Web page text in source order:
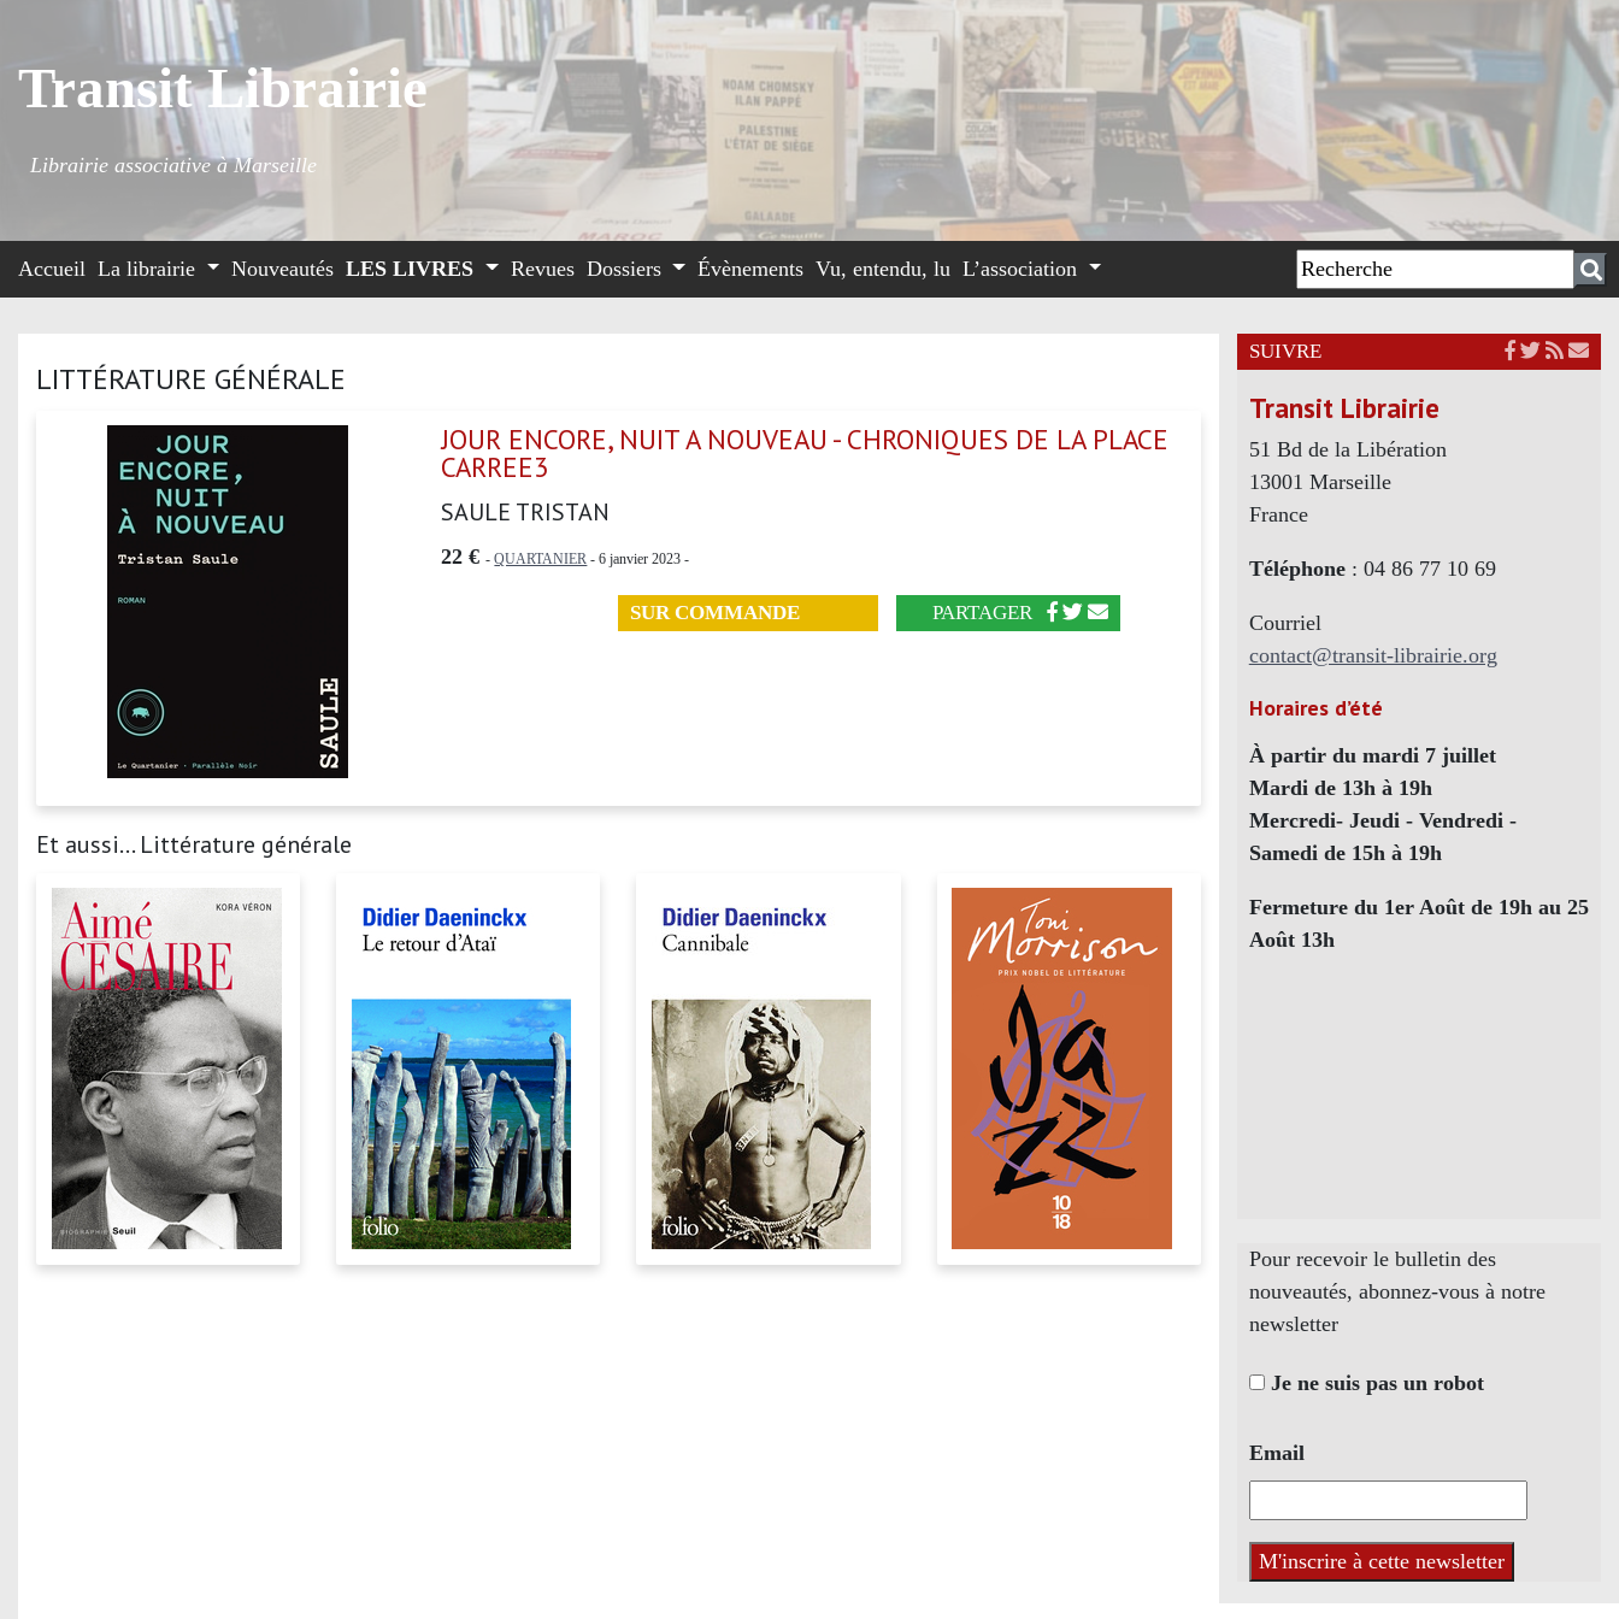
Transit Librairie
Librairie associative à Marseille
Accueil La librairie Nouveautés LES LIVRES Revues Dossiers Évènements Vu, entendu, lu L’association
LITTÉRATURE GÉNÉRALE
JOUR ENCORE, NUIT A NOUVEAU - CHRONIQUES DE LA PLACE
CARREE3
SAULE TRISTAN
22 € -QUARTANIER - 6 janvier 2023 -
SUR COMMANDE PARTAGER
Et aussi... Littérature générale
SUIVRE
Transit Librairie
51 Bd de la Libération
13001 Marseille
France
Téléphone: 04 86 77 10 69
Courriel
contact@transit-librairie.org
Horaires d’été
À partir du mardi 7 juillet
Mardi de 13h à 19h
Mercredi- Jeudi - Vendredi -
Samedi de 15h à 19h
Fermeture du 1er Août de 19h au 25
Août 13h
Pour recevoir le bulletin des
nouveautés, abonnez-vous à notre
newsletter
Je ne suis pas un robot
Email